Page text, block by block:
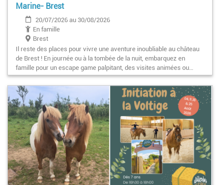
Marine- Brest
20/07/2026 au 30/08/2026
En famille
Brest
Il reste des places pour vivre une aventure inoubliable au château
de Brest ! En journée ou à la tombée de la nuit, embarquez en
famille pour un escape game palpitant, des visites animées ou…